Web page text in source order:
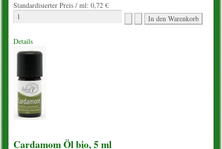
Standardisierter Preis / ml: 0,72 €
Details
Cardamom Öl bio, 5 ml